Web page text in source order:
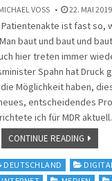
VOSS 22. MAI 2019
ist fast so,
baut und baut und
hier treten immer
Spahn hat Druck
Möglichkeit haben,
entscheidendes
ich für MDR aktuell.
CONTINUE READING
DEUTSCHLAND DIGITAL